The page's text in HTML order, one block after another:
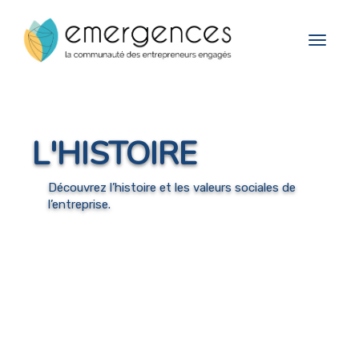
Toggle
L'HISTOIRE
Découvrez l’histoire et les valeurs sociales de
l’entreprise.